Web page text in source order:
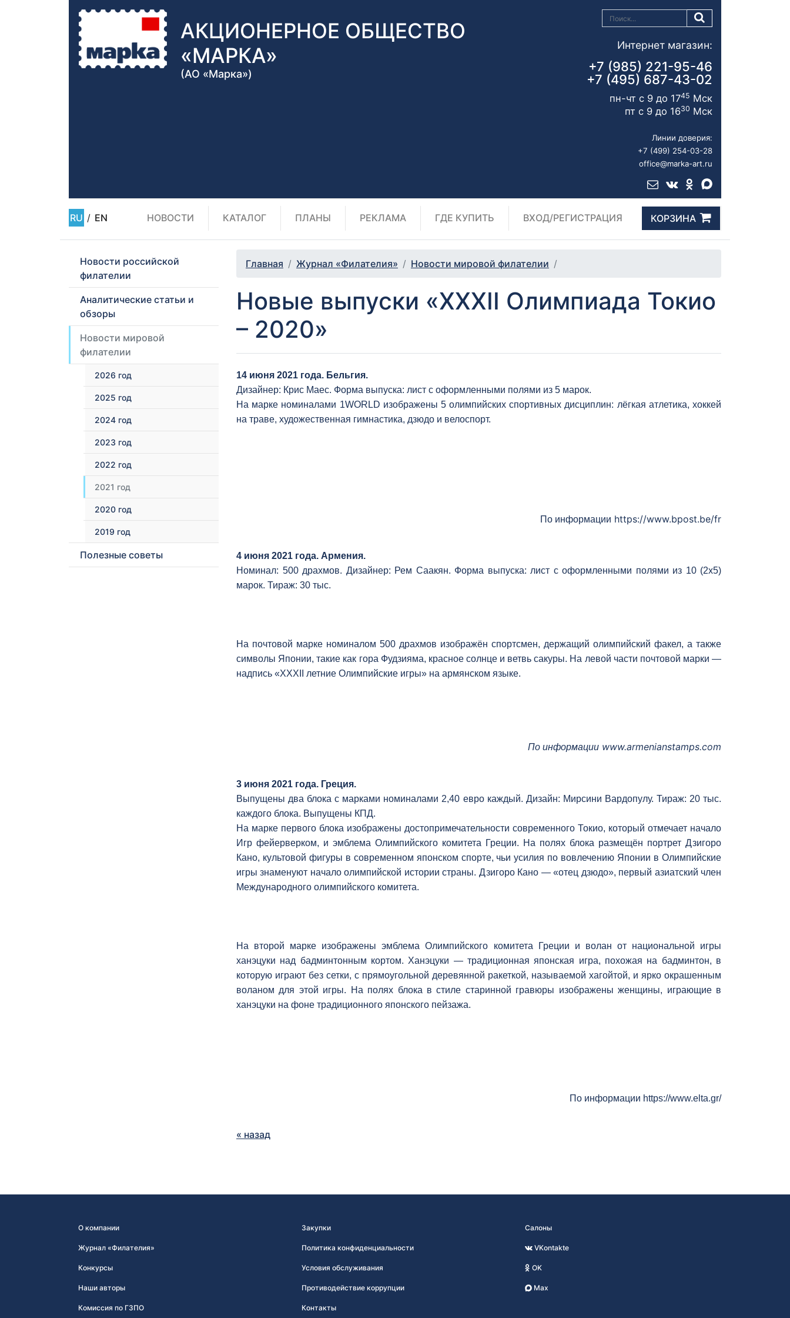
АКЦИОНЕРНОЕ ОБЩЕСТВО
«МАРКА»
(АО «Марка»)
Интернет магазин:
+7 (985) 221-95-46
+7 (495) 687-43-02
пн-чт с 9 до 1745 Мск
пт с 9 до 1630 Мск
Линии доверия:
+7 (499) 254-03-28
office@marka-art.ru
RU / EN НОВОСТИ КАТАЛОГ ПЛАНЫ РЕКЛАМА ГДЕ КУПИТЬ ВХОД/РЕГИСТРАЦИЯ КОРЗИНА
Новости российской
филателии
Аналитические статьи и
обзоры
Новости мировой
филателии
2026 год
2025 год
2024 год
2023 год
2022 год
2021 год
2020 год
2019 год
Полезные советы
Главная Журнал «Филателия» Новости мировой филателии
Новые выпуски «XXXII Олимпиада Токио
– 2020»
14 июня 2021 года. Бельгия.
Дизайнер: Крис Маес. Форма выпуска: лист с оформленными полями из 5 марок.
На марке номиналами 1WORLD изображены 5 олимпийских спортивных дисциплин: лёгкая атлетика, хоккей
на траве, художественная гимнастика, дзюдо и велоспорт.
По информации https://www.bpost.be/fr
4 июня 2021 года. Армения.
Номинал: 500 драхмов. Дизайнер: Рем Саакян. Форма выпуска: лист с оформленными полями из 10 (2х5)
марок. Тираж: 30 тыс.
На почтовой марке номиналом 500 драхмов изображён спортсмен, держащий олимпийский факел, а также
символы Японии, такие как гора Фудзияма, красное солнце и ветвь сакуры. На левой части почтовой марки —
надпись «XXXII летние Олимпийские игры» на армянском языке.
По информации www.armenianstamps.com
3 июня 2021 года. Греция.
Выпущены два блока с марками номиналами 2,40 евро каждый. Дизайн: Мирсини Вардопулу. Тираж: 20 тыс.
каждого блока. Выпущены КПД.
На марке первого блока изображены достопримечательности современного Токио, который отмечает начало
Игр фейерверком, и эмблема Олимпийского комитета Греции. На полях блока размещён портрет Дзигоро
Кано, культовой фигуры в современном японском спорте, чьи усилия по вовлечению Японии в Олимпийские
игры знаменуют начало олимпийской истории страны. Дзигоро Кано — «отец дзюдо», первый азиатский член
Международного олимпийского комитета.
На второй марке изображены эмблема Олимпийского комитета Греции и волан от национальной игры
ханэцуки над бадминтонным кортом. Ханэцуки — традиционная японская игра, похожая на бадминтон, в
которую играют без сетки, с прямоугольной деревянной ракеткой, называемой хагойтой, и ярко окрашенным
воланом для этой игры. На полях блока в стиле старинной гравюры изображены женщины, играющие в
ханэцуки на фоне традиционного японского пейзажа.
По информации https://www.elta.gr/
« назад
О компании
Журнал «Филателия»
Конкурсы
Наши авторы
Комиссия по ГЗПО
Закупки
Политика конфиденциальности
Условия обслуживания
Противодействие коррупции
Контакты
Салоны
VKontakte
OK
Max